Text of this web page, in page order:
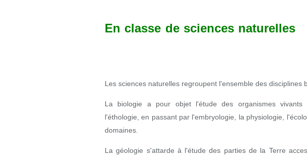
En classe de sciences naturelles
Les sciences naturelles regroupent l'ensemble des disciplines
La biologie a pour objet l'étude des organismes
l'éthologie, en passant par l'embryologie, la physiologie,
domaines.
La géologie s'attarde à l'étude des parties de la Terre